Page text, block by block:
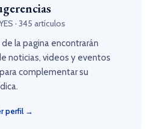
· 345 artículos
la pagina encontrarán
noticias, videos y eventos
complementar su
perfil →